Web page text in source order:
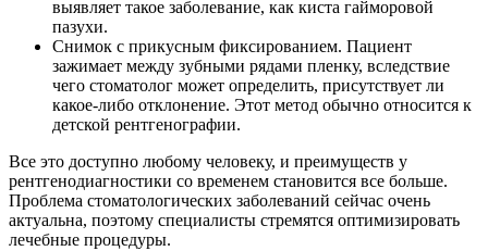
выявляет такое заболевание, как киста гайморовой
пазухи.
Снимок с прикусным фиксированием. Пациент
зажимает между зубными рядами пленку, вследствие
чего стоматолог может определить, присутствует ли
какое-либо отклонение. Этот метод обычно относится к
детской рентгенографии.
Все это доступно любому человеку, и преимуществ у
рентгенодиагностики со временем становится все больше.
Проблема стоматологических заболеваний сейчас очень
актуальна, поэтому специалисты стремятся оптимизировать
лечебные процедуры.